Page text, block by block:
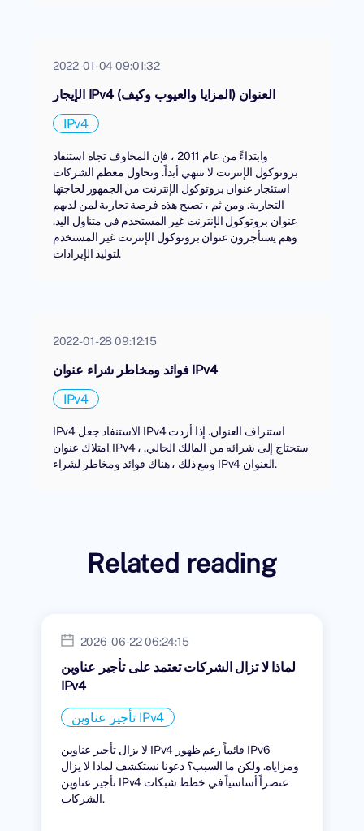
2022-01-04 09:01:32
الإيجار IPv4 العنوان (المزايا والعيوب وكيف)
IPv4
وابتداءً من عام 2011 ، فإن المخاوف تجاه استنفاد
بروتوكول الإنترنت لا تنتهي أبداً. وتحاول معظم الشركات
استئجار عنوان بروتوكول الإنترنت من الجمهور لحاجتها
التجارية. ومن ثم ، تصبح هذه فرصة تجارية لمن لديهم
عنوان بروتوكول الإنترنت غير المستخدم في متناول اليد.
وهم يستأجرون عنوان بروتوكول الإنترنت غير المستخدم
لتوليد الإيرادات.
2022-01-28 09:12:15
فوائد ومخاطر شراء عنوان IPv4
IPv4
IPv4 الاستنفاد جعل IPv4 استنزاف العنوان. إذا أردت
امتلاك عنوان IPv4 ، ستحتاج إلى شرائه من المالك الحالي.
ومع ذلك ، هناك فوائد ومخاطر لشراء IPv4 العنوان.
Related reading
2026-06-22 06:24:15
لماذا لا تزال الشركات تعتمد على تأجير عناوين
IPv4
تأجير عناوين IPv4
لا يزال تأجير عناوين IPv4 قائماً رغم ظهور IPv6
ومزاياه. ولكن ما السبب؟ دعونا نستكشف لماذا لا يزال
تأجير عناوين IPv4 عنصراً أساسياً في خطط شبكات
الشركات.